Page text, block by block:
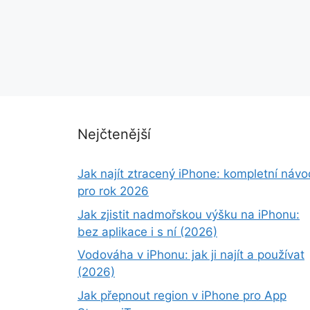
Nejčtenější
Jak najít ztracený iPhone: kompletní
pro rok 2026
Jak zjistit nadmořskou výšku na iPhonu:
bez aplikace i s ní (2026)
Vodováha v iPhonu: jak ji najít a používat
(2026)
Jak přepnout region v iPhone pro App